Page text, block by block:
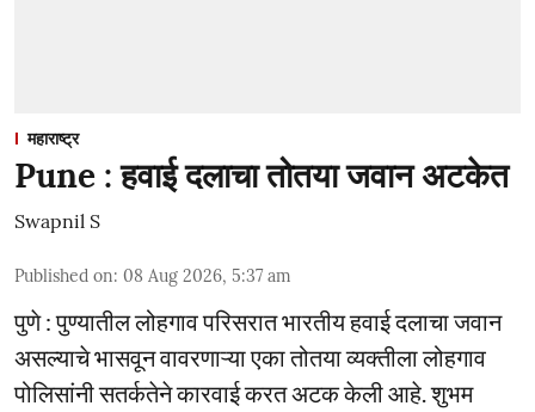
महाराष्ट्र
Pune : हवाई दलाचा तोतया जवान अटकेत
Swapnil S
Published on: 08 Aug 2026, 5:37 am
पुणे : पुण्यातील लोहगाव परिसरात भारतीय हवाई दलाचा जवान
असल्याचे भासवून वावरणाऱ्या एका तोतया व्यक्तीला लोहगाव
पोलिसांनी सतर्कतेने कारवाई करत अटक केली आहे. शुभम